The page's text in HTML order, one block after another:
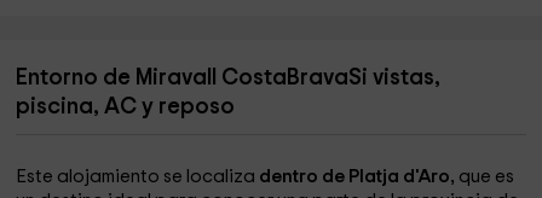
Entorno de Miravall CostaBravaSi vistas,
piscina, AC y reposo
Este alojamiento se localiza dentro de Platja d'Aro, que es